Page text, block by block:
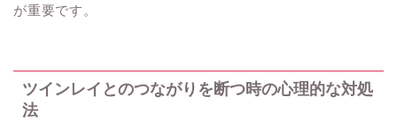
が重要です。
ツインレイとのつながりを断つ時の心理的な対処
法